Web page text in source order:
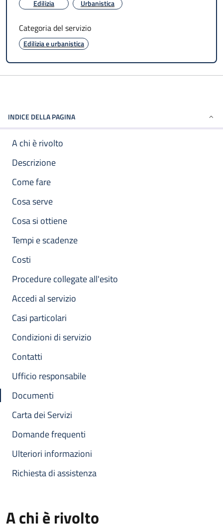
Edilizia Urbanistica
Categoria del servizio
Edilizia e urbanistica
INDICE DELLA PAGINA
A chi è rivolto
Descrizione
Come fare
Cosa serve
Cosa si ottiene
Tempi e scadenze
Costi
Procedure collegate all'esito
Accedi al servizio
Casi particolari
Condizioni di servizio
Contatti
Ufficio responsabile
Documenti
Carta dei Servizi
Domande frequenti
Ulteriori informazioni
Richiesta di assistenza
A chi è rivolto